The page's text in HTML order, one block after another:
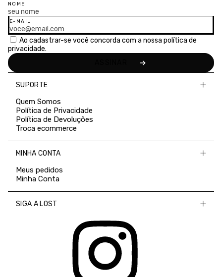
NOME
E-MAIL
Ao cadastrar-se você concorda com a nossa política de
privacidade.
SUPORTE
Quem Somos
Política de Privacidade
Política de Devoluções
Troca ecommerce
MINHA CONTA
Meus pedidos
Minha Conta
SIGA A LOST